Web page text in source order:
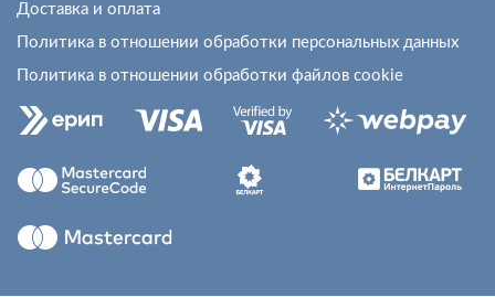
Доставка и оплата
Политика в отношении обработки персональных данных
Политика в отношении обработки файлов cookie